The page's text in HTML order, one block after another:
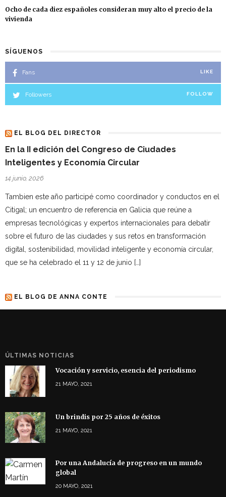
Ocho de cada diez españoles consideran muy alto el precio de la
vivienda
SÍGUENOS
Fans LIKE
Followers FOLLOW
EL BLOG DEL DIRECTOR
En la II edición del Congreso de Ciudades
Inteligentes y Economía Circular
14 junio, 2026
Tambien este año participé como coordinador y conductos en el
Citigal; un encuentro de referencia en Galicia que reúne a
empresas tecnológicas y expertos internacionales para debatir
sobre el futuro de las ciudades y sus retos en transformación
digital, sostenibilidad, movilidad inteligente y economía circular,
que se ha celebrado el 11 y 12 de junio […]
EL BLOG DE ANNA CONTE
ÚLTIMAS NOTICIAS
Vocación y servicio, esencia del periodismo
21 MAYO, 2021
Un brindis por 25 años de éxitos
21 MAYO, 2021
Por una Andalucía de progreso en un mundo
global
20 MAYO, 2021